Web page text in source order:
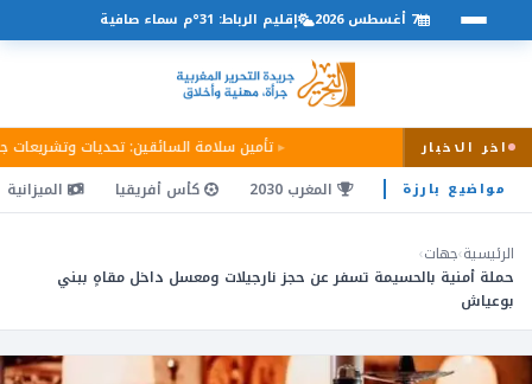
اخر الاخبار تأمين سلامة السائقين: تحديات وتشريعات
7 أغسطس 2026 إقليم الرباط: 31°م سماء صافية
مواضيع بارزة المغرب 2030 كأس أفريقيا الميزانية
الرئيسية›جهات›
حملة أمنية بالحسيمة تسفر عن حجز نارجيلات ومعسل داخل مقاهٍ ببني
بوعياش